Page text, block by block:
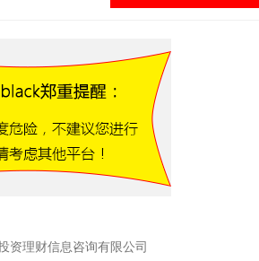
资理财信息咨询有限公司